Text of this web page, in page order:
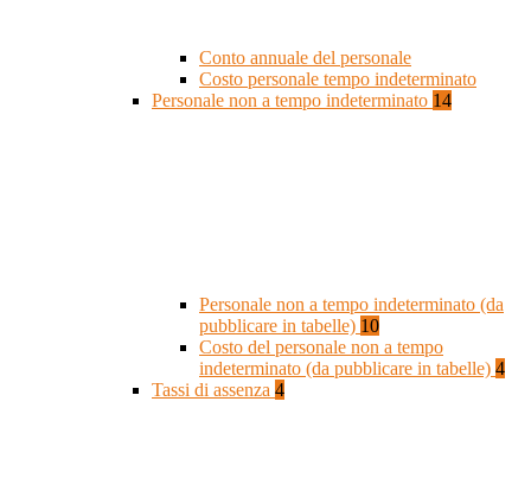
Conto annuale del personale
Costo personale tempo indeterminato
Personale non a tempo indeterminato 14
Personale non a tempo indeterminato (da
pubblicare in tabelle) 10
Costo del personale non a tempo
indeterminato (da pubblicare in tabelle) 4
Tassi di assenza 4